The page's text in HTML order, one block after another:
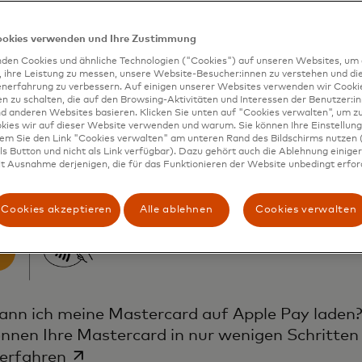
kann ich mit Apple Pay
Ihre Mastercard auch mit Apple Pay weltweit
am Ticketautomaten oder im Einzelhandel – in der
Spar – überall, wo Ihre Mastercard kontaktlos
mit Apple Pay einsetzen.
bereits am Kontaktlos-Symbol am Zahlterminal,
ich meine Mastercard auf Apple Pay laden?
Ihre Mastercard in nur wenigen
wird in einer neuen Registerkarte
verwenden und Ihre Zustimmung
Cookies und ähnliche Technologien ("Cookies") auf unseren Websites, um
ihre Leistung zu messen, unsere Website-Besucher:innen zu verstehen und die
zu verbessern. Auf einigen unserer Websites verwenden wir
zu schalten, die auf den Browsing-Aktivitäten und Interessen der
anderen Websites basieren. Klicken Sie unten auf "Cookies verwalten", um
wir auf dieser Website verwenden und warum. Sie können Ihre
Sie den Link "Cookies verwalten" am unteren Rand des Bildschirms nutzen
Button und nicht als Link verfügbar). Dazu gehört auch die Ablehnung
Ausnahme derjenigen, die für das Funktionieren der Website unbedingt
Cookies akzeptieren Alle ablehnen Cookies verwalten